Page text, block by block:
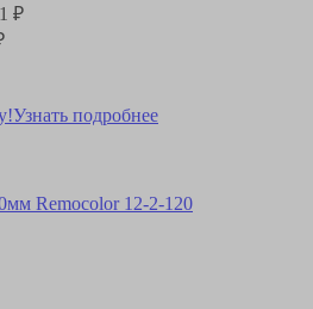
₽
Узнать подробнее
Remocolor 12-2-120